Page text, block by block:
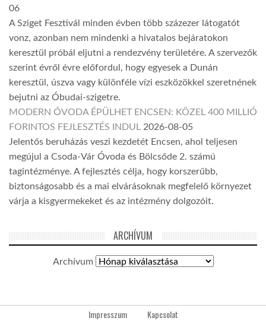
06
A Sziget Fesztivál minden évben több százezer látogatót
vonz, azonban nem mindenki a hivatalos bejáratokon
keresztül próbál eljutni a rendezvény területére. A szervezők
szerint évről évre előfordul, hogy egyesek a Dunán
keresztül, úszva vagy különféle vízi eszközökkel szeretnének
bejutni az Óbudai-szigetre.
MODERN ÓVODA ÉPÜLHET ENCSEN: KÖZEL 400 MILLIÓ
FORINTOS FEJLESZTÉS INDUL 2026-08-05
Jelentős beruházás veszi kezdetét Encsen, ahol teljesen
megújul a Csoda-Vár Óvoda és Bölcsőde 2. számú
tagintézménye. A fejlesztés célja, hogy korszerűbb,
biztonságosabb és a mai elvárásoknak megfelelő környezet
várja a kisgyermekeket és az intézmény dolgozóit.
ARCHÍVUM
Archívum
Impresszum Kapcsolat